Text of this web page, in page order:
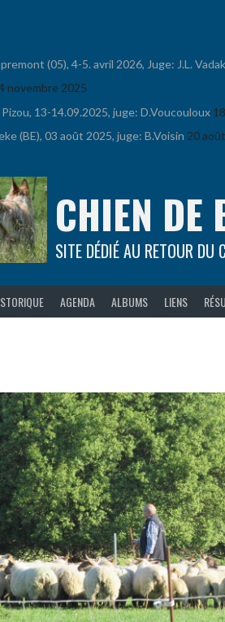
(05), 4-5. avril 2026, Juge: J.L.
novembre 2025
13-14.09.2025, juge: D.Voucouloux
(BE), 03 août 2025, juge: B.Voisin 20
CHIEN DE
SITE DÉDIÉ AU RETOUR DU
AGENDA ALBUMS LIENS